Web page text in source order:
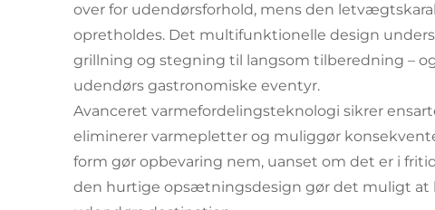
over for udendørsforhold, mens den
opretholdes. Det multifunktionelle design
grillning og stegning til langsom tilberedning –
udendørs gastronomiske eventyr.
Avanceret varmefordelingsteknologi sikrer
eliminerer varmepletter og muliggør
form gør opbevaring nem, uanset om det er i
den hurtige opsætningsdesign gør det muligt at